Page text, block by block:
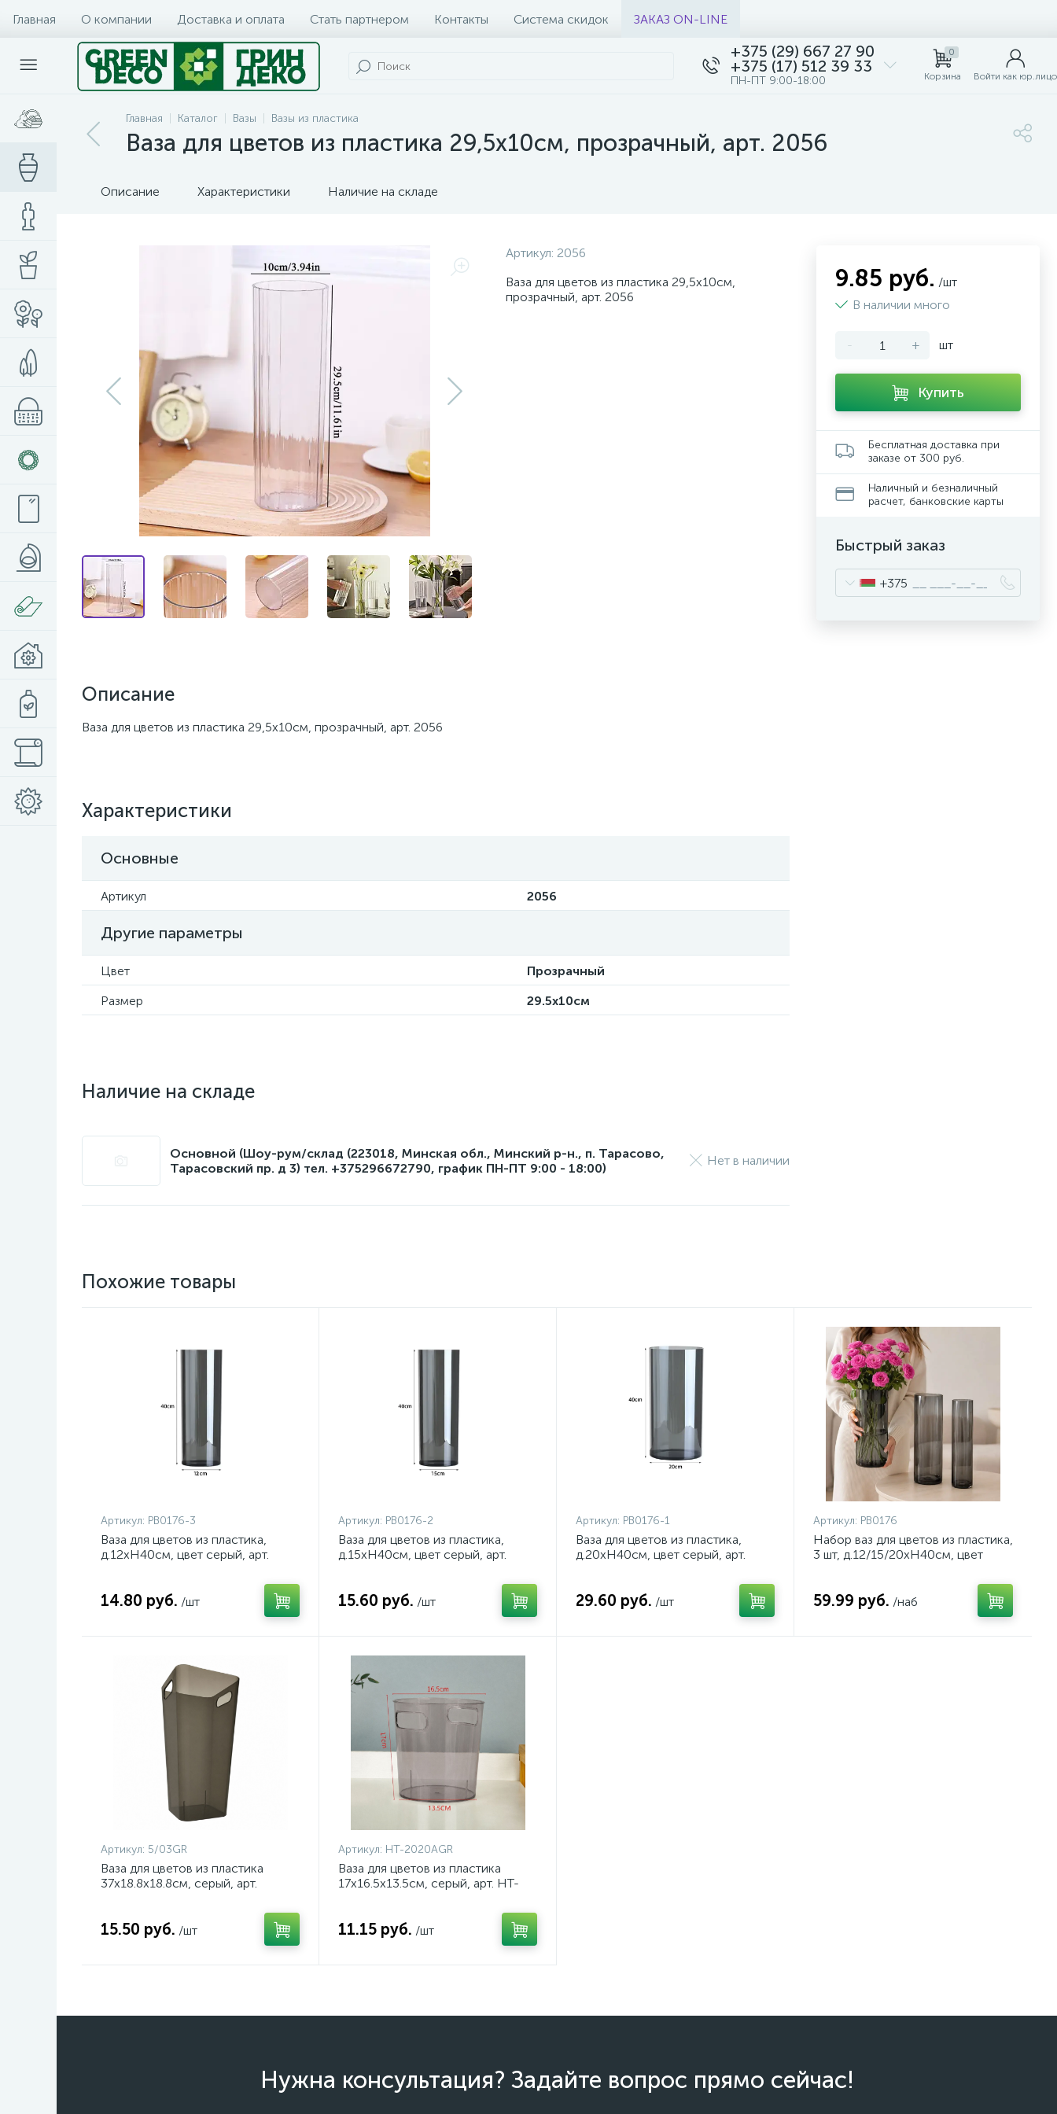
Главная О компании Доставка и оплата Стать партнером Контакты Система скидок ЗАКАЗ ON-LINE
+375 (29) 667 27 90
+375 (17) 512 39 33
ПН-ПТ 9:00-18:00
0
Корзина Войти как юр.лицо
Главная Каталог Вазы Вазы из пластика
Ваза для цветов из пластика 29,5x10см, прозрачный, арт. 2056
Описание Характеристики Наличие на складе
Артикул: 2056
Ваза для цветов из пластика 29,5x10см,
прозрачный, арт. 2056
Описание
Ваза для цветов из пластика 29,5x10см, прозрачный, арт. 2056
Характеристики
Основные
Артикул 2056
Другие параметры
Цвет
Прозрачный
Размер
29.5x10см
Наличие на складе
Основной (Шоу-рум/склад (223018, Минская обл., Минский р-н., п. Тарасово,
Тарасовский пр. д 3) тел. +375296672790, график ПН-ПТ 9:00 - 18:00)
Нет в наличии
9.85 руб. /шт
В наличии много
- + шт
Купить
Бесплатная доставка при
заказе от 300 руб.
Наличный и безналичный
расчет, банковские карты
Быстрый заказ
+375
Похожие товары
Артикул: PB0176-3
Ваза для цветов из пластика,
д.12хH40см, цвет серый, арт.
14.80 руб. /шт
Артикул: PB0176-2
Ваза для цветов из пластика,
д.15хH40см, цвет серый, арт.
15.60 руб. /шт
Артикул: PB0176-1
Ваза для цветов из пластика,
д.20хH40см, цвет серый, арт.
29.60 руб. /шт
Артикул: PB0176
Набор ваз для цветов из пластика,
3 шт, д.12/15/20хH40см, цвет
59.99 руб. /наб
Артикул: 5/03GR
Ваза для цветов из пластика
37х18.8х18.8см, серый, арт.
15.50 руб. /шт
Артикул: HT-2020AGR
Ваза для цветов из пластика
17x16.5x13.5см, серый, арт. HT-
11.15 руб. /шт
Нужна консультация? Задайте вопрос прямо сейчас!